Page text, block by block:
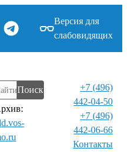
Версия для
слабовидящих
Поиск
+7 (496)
442-04-50
+7 (496)
442-06-66
Контакты⁠